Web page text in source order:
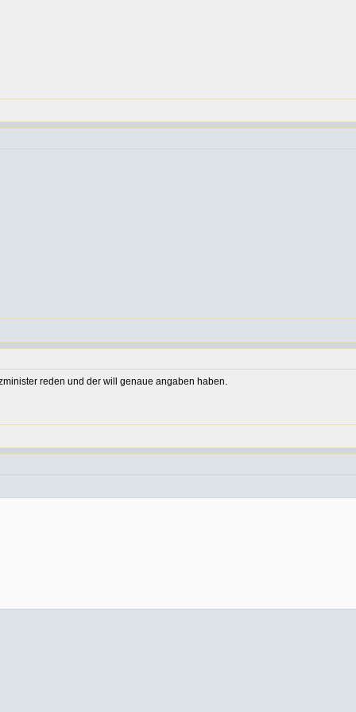
reden und der will genaue angaben haben.